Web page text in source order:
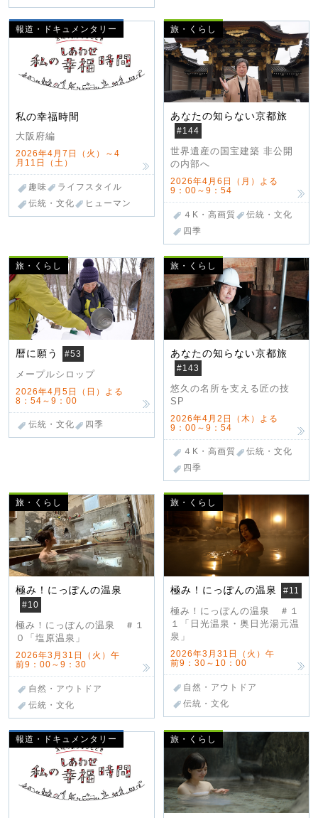
報道・ドキュメンタリー
私の幸福時間
大阪府編
2026年4月7日（火）～4
月11日（土）
趣味
ライフスタイル
伝統・文化
ヒューマン
旅・くらし
あなたの知らない京都旅
#144
世界遺産の国宝建築 非公開
の内部へ
2026年4月6日（月）よる
9：00～9：54
４K・高画質
伝統・文化
四季
旅・くらし
暦に願う #53
メープルシロップ
2026年4月5日（日）よる
8：54～9：00
伝統・文化 四季
旅・くらし
あなたの知らない京都旅
#143
悠久の名所を支える匠の技
SP
2026年4月2日（木）よる
9：00～9：54
４K・高画質
伝統・文化
四季
旅・くらし
極み！にっぽんの温泉
#10
極み！にっぽんの温泉 ＃１
０「塩原温泉」
2026年3月31日（火）午
前9：00～9：30
自然・アウトドア
伝統・文化
旅・くらし
極み！にっぽんの温泉 #11
極み！にっぽんの温泉 ＃１
１「日光温泉・奥日光湯元温
泉」
2026年3月31日（火）午
前9：30～10：00
自然・アウトドア
伝統・文化
報道・ドキュメンタリー 旅・くらし